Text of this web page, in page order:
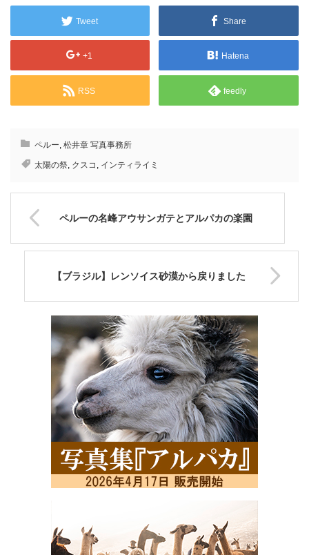
Tweet Share
+1 Hatena
RSS feedly
ペルー, 松井章 写真事務所
太陽の祭, クスコ , インティライミ
ペルーの名峰アウサンガテとアルパカの楽園
【ブラジル】レンソイス砂漠から戻りました